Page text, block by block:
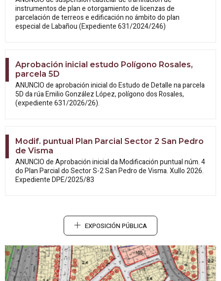
instrumentos de plan e otorgamiento de licenzas de
parcelación de terreos e edificación no ámbito do plan
especial de Labañou (Expediente 631/2024/246)
Aprobación inicial estudo Polígono Rosales,
parcela 5D
ANUNCIO de aprobación inicial do Estudode Detalle na parcela
5D da rúa Emilio González López, polígono dos Rosales,
(expediente 631/2026/26).
Modif. puntual Plan Parcial Sector 2 San Pedro
de Visma
ANUNCIO de Aprobación inicial daModificación puntual núm. 4
do Plan Parcial do Sector S-2 San Pedro de Visma. Xullo 2026.
Expediente DPE/2025/83
EXPOSICIÓN PÚBLICA